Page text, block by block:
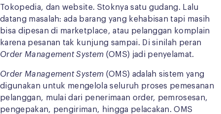
Tokopedia, dan website. Stoknya satu gudang. Lalu
datang masalah: ada barang yang kehabisan tapi masih
bisa dipesan di marketplace, atau pelanggan komplain
karena pesanan tak kunjung sampai. Di sinilah peran
Order Management System (OMS) jadi penyelamat.
Order Management System (OMS) adalah sistem yang
digunakan untuk mengelola seluruh proses pemesanan
pelanggan, mulai dari penerimaan order, pemrosesan,
pengepakan, pengiriman, hingga pelacakan. OMS